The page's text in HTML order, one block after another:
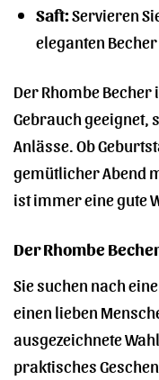
Saft:Servieren
eleganten
Der Rhombe
Gebrauch geeignet,
Anlässe. Ob
gemütlicher Abend
ist immer eine gute
Der Rhombe
Sie suchen nach
einen lieben
ausgezeichnete
praktisches